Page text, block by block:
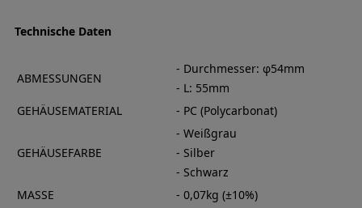
Technische Daten
ABMESSUNGEN
- Durchmesser: φ54mm
- L: 55mm
GEHÄUSEMATERIAL
- PC (Polycarbonat)
GEHÄUSEFARBE
- Weißgrau
- Silber
- Schwarz
MASSE
- 0,07kg (±10%)